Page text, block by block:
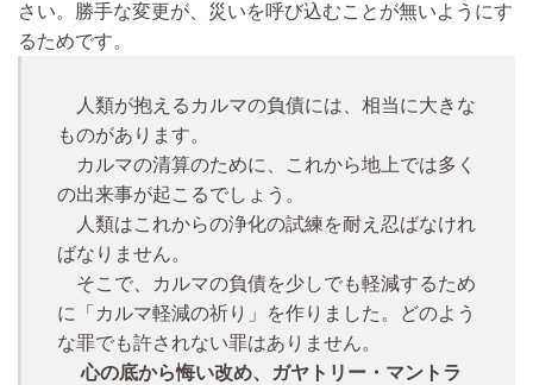
さい。勝手な変更が、災いを呼び込むことが無いようにす
るためです。
人類が抱えるカルマの負債には、相当に大きな
ものがあります。
カルマの清算のために、これから地上では多く
の出来事が起こるでしょう。
人類はこれからの浄化の試練を耐え忍ばなけれ
ばなりません。
そこで、カルマの負債を少しでも軽減するため
に「カルマ軽減の祈り」を作りました。どのよう
な罪でも許されない罪はありません。
心の底から悔い改め、ガヤトリー・マントラ